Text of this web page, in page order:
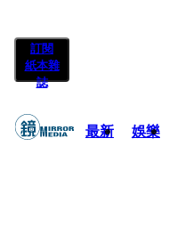
訂閱
紙本雜
誌
最新 娛樂